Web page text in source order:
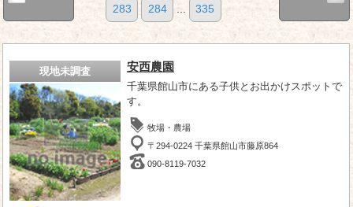
283 284 335
現地未調査 安西農園
千葉県館山市にある子供とお出かけスポットで
す。
牧場・農場
〒294-0224 千葉県館山市藤原864
090-8119-7032